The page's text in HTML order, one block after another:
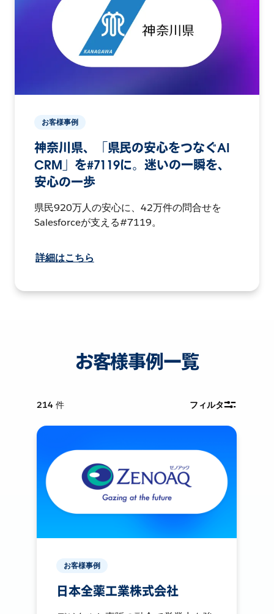
お客様事例
神奈川県、「県民の安心をつなぐAI
CRM」を#7119に。迷いの一瞬を、
安心の一歩
県民920万人の安心に、42万件の問合せを
Salesforceが支える#7119。
詳細はこちら
お客様事例一覧
214 件 フィルタ
お客様事例
日本全薬工業株式会社